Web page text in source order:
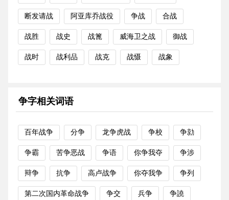
断发请战 阿亚库乔战役 争战 合战
战胜 战史 战篦 威海卫之战 御战
战时 战利品 战克 战慑 战象
争字相关词语
百年战争 分争 龙争虎战 争校 争勍
争霸 苦争恶战 争语 你争我夺 争涉
辩争 抗争 高卢战争 你夺我争 争列
第二次国内革命战争 争交 兵争 争譊